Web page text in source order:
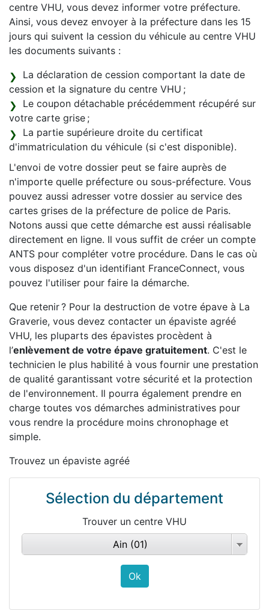
centre VHU, vous devez informer votre préfecture.
Ainsi, vous devez envoyer à la préfecture dans les 15
jours qui suivent la cession du véhicule au centre VHU
les documents suivants :
La déclaration de cession comportant la date de
cession et la signature du centre VHU ;
Le coupon détachable précédemment récupéré sur
votre carte grise ;
La partie supérieure droite du certificat
d'immatriculation du véhicule (si c'est disponible).
L'envoi de votre dossier peut se faire auprès de
n'importe quelle préfecture ou sous-préfecture. Vous
pouvez aussi adresser votre dossier au service des
cartes grises de la préfecture de police de Paris.
Notons aussi que cette démarche est aussi réalisable
directement en ligne. Il vous suffit de créer un compte
ANTS pour compléter votre procédure. Dans le cas où
vous disposez d'un identifiant FranceConnect, vous
pouvez l'utiliser pour faire la démarche.
Que retenir ? Pour la destruction de votre épave à La
Graverie, vous devez contacter un épaviste agréé
VHU, les pluparts des épavistes procèdent à
l’enlèvement de votre épave gratuitement. C'est le
technicien le plus habilité à vous fournir une prestation
de qualité garantissant votre sécurité et la protection
de l'environnement. Il pourra également prendre en
charge toutes vos démarches administratives pour
vous rendre la procédure moins chronophage et
simple.
Trouvez un épaviste agréé
Sélection du département
Trouver un centre VHU
Ain (01)